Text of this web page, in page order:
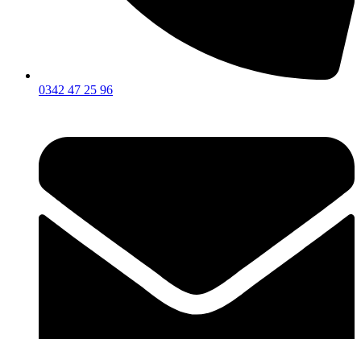
0342 47 25 96